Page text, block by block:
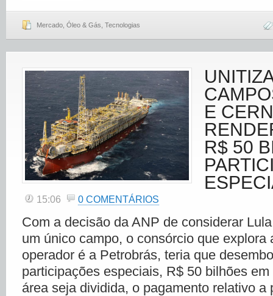
Mercado Óleo & Gás Tecnologias
E
R$ 50
15:06 0 COMENTÁRIOS
Com a decisão da ANP de considerar
um único campo, o consórcio que explora
operador é a Petrobrás, teria que
participações especiais, R$ 50 bilhões
área seja dividida, o pagamento relativo a